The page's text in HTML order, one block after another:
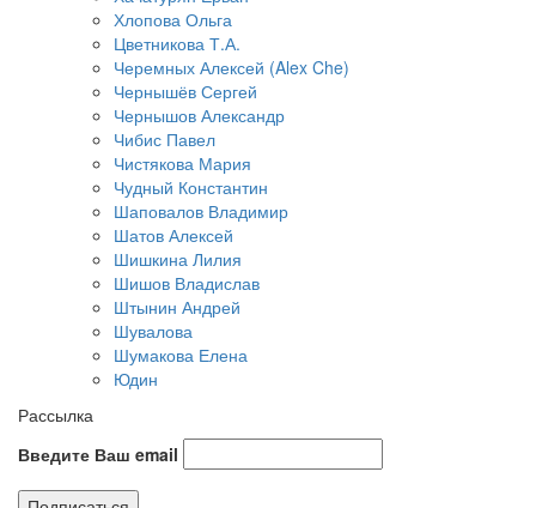
Хлопова Ольга
Цветникова Т.А.
Черемных Алексей (Alex Che)
Чернышёв Сергей
Чернышов Александр
Чибис Павел
Чистякова Мария
Чудный Константин
Шаповалов Владимир
Шатов Алексей
Шишкина Лилия
Шишов Владислав
Штынин Андрей
Шувалова
Шумакова Елена
Юдин
Рассылка
Введите Ваш email